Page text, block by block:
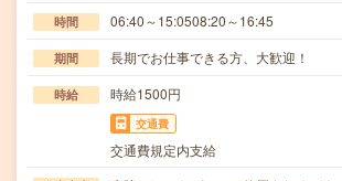
時間 06:40～15:0508:20～16:45
期間 長期でお仕事できる方、大歓迎！
時給 時給1500円
交通費
交通費規定内支給